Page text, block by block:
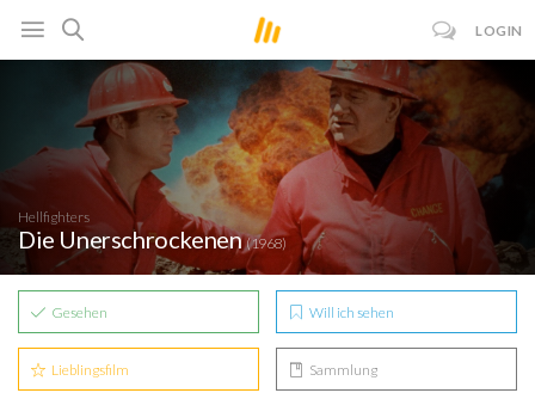
LOGIN
Hellfighters
Die Unerschrockenen(1968)
Gesehen Will ich sehen
Lieblingsfilm Sammlung